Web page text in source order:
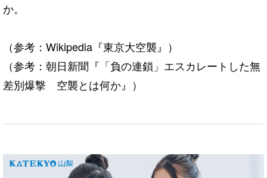
か。
（参考：Wikipedia『東京大空襲』）
（参考：朝日新聞『 「負の連鎖」エスカレートした無
差別爆撃 空襲とは何か』）